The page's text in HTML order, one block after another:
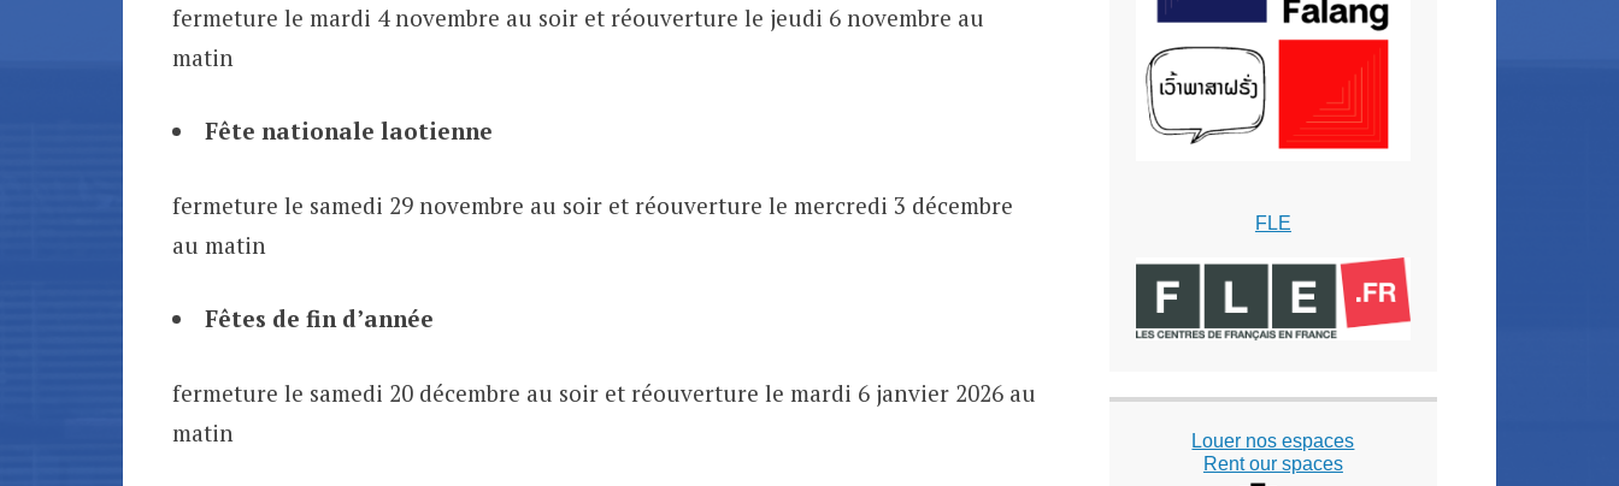
fermeture le mardi 4 novembre au soir et réouverture le jeudi 6 novembre au
matin
Fête nationale laotienne
fermeture le samedi 29 novembre au soir et réouverture le mercredi 3 décembre
au matin
Fêtes de fin d’année
fermeture le samedi 20 décembre au soir et réouverture le mardi 6 janvier 2026 au
matin
FLE
Louer nos espaces
Rent our spaces